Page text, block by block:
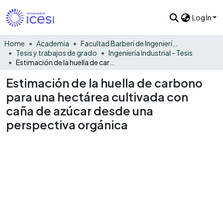
Log In
Home Academia
Facultad Barberi de Ingeniería, Diseño y Ciencias Aplicadas
Tesis y trabajos de grado
Ingeniería Industrial - Tesis
Estimación de la huella de carbono
para una hectárea cultivada con
caña de azúcar desde una
perspectiva orgánica